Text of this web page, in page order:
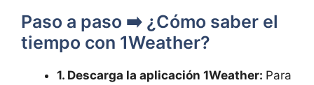
Paso a paso ➡️ ¿Cómo saber el
tiempo con 1Weather?
1. Descarga la aplicación 1Weather: Para